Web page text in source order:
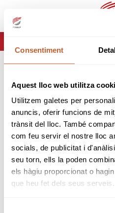
Consentiment
Aquest lloc web utilitza
Utilitzem galetes per
anuncis, oferir funcions de
trànsit del lloc. També
com feu servir el nostre lloc
socials, de publicitat i
seu torn, ells la poden
els hàgiu proporcionat o
que heu fet dels seus serveis.
Página no
Lo sentimos pero la
existe o ha